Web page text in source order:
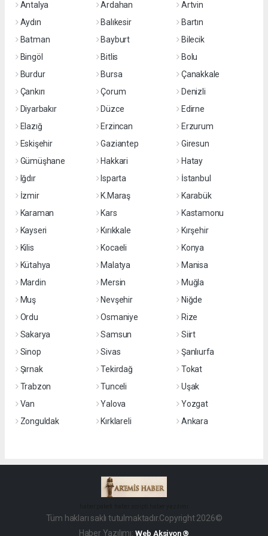
Antalya Ardahan
Artvin
Aydın
Balıkesir
Bartın
Batman
Bayburt
Bilecik
Bingöl
Bitlis
Bolu
Burdur
Bursa
Çanakkale
Çankırı
Çorum
Denizli
Diyarbakır
Düzce
Edirne
Elazığ
Erzincan
Erzurum
Eskişehir
Gaziantep
Giresun
Gümüşhane
Hakkari
Hatay
Iğdır
Isparta
İstanbul
İzmir
K.Maraş
Karabük
Karaman
Kars
Kastamonu
Kayseri
Kırıkkale
Kırşehir
Kilis
Kocaeli
Konya
Kütahya
Malatya
Manisa
Mardin
Mersin
Muğla
Muş
Nevşehir
Niğde
Ordu
Osmaniye
Rize
Sakarya
Samsun
Siirt
Sinop
Sivas
Şanlıurfa
Şırnak
Tekirdağ
Tokat
Trabzon
Tunceli
Uşak
Van
Yalova
Yozgat
Zonguldak
Kırklareli Ankara
Tüm hakları saklı tutulmaktadır.Copyright 2026©
Haber Yazılımı: Web Aksiyon ®